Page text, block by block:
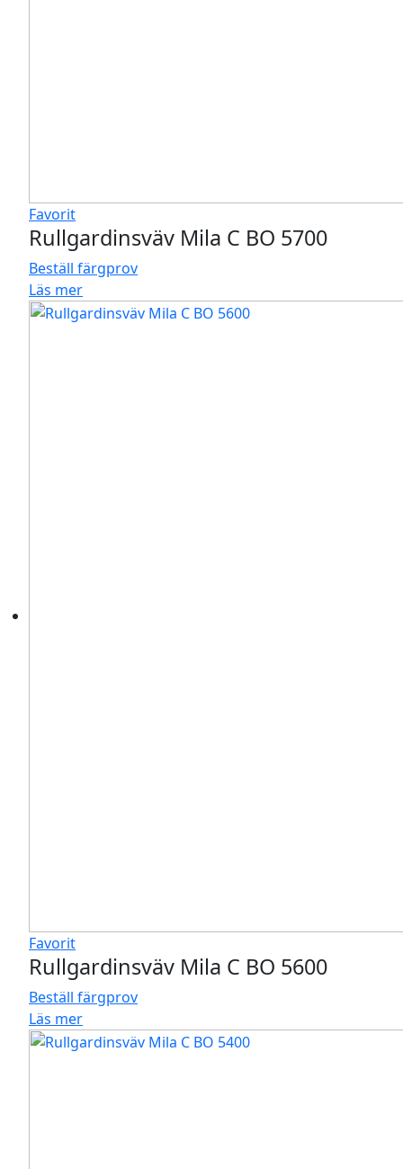
Favorit
Rullgardinsväv Mila C BO 5700
Beställ färgprov
Läs mer
Favorit
Rullgardinsväv Mila C BO 5600
Beställ färgprov
Läs mer